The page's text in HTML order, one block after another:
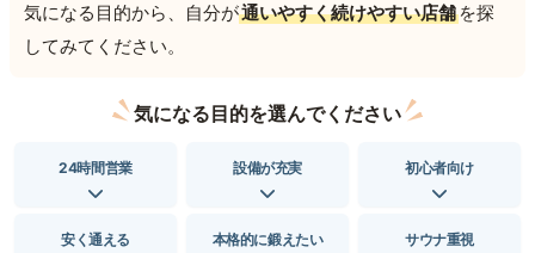
気になる目的から、自分が通いやすく続けやすい店舗 を探
してみてください。
気になる目的を選んでください
24時間営業 設備が充実 初心者向け
安く通える 本格的に鍛えたい サウナ重視